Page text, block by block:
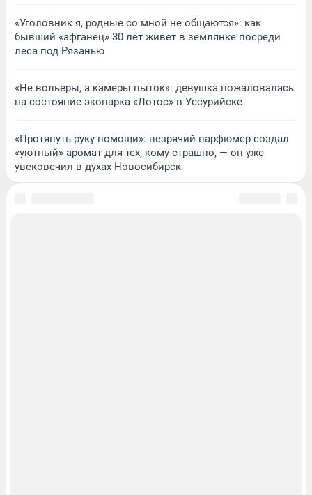
«Уголовник я, родные со мной не общаются»: как
бывший «афганец» 30 лет живет в землянке посреди
леса под Рязанью
«Не вольеры, а камеры пыток»: девушка пожаловалась
на состояние экопарка «Лотос» в Уссурийске
«Протянуть руку помощи»: незрячий парфюмер создал
«уютный» аромат для тех, кому страшно, — он уже
увековечил в духах Новосибирск